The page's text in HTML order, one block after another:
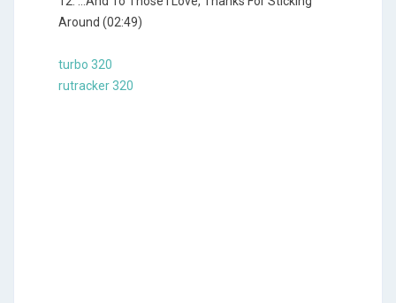
Around (02:49)
turbo 320
rutracker 320